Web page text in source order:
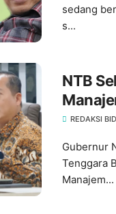
sedang
s...
NTB
REDAKSI
Gubernur
Tenggara
Manajem...